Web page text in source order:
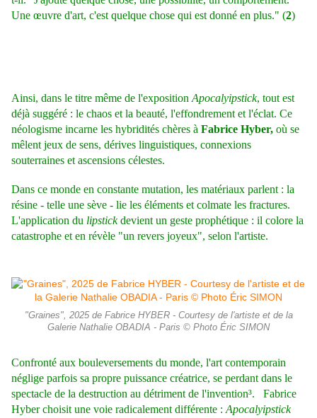
Une œuvre d'art, c'est quelque chose qui est donné en plus." (2)
Ainsi, dans le titre même de l'exposition Apocalyipstick, tout est
déjà suggéré : le chaos et la beauté, l'effondrement et l'éclat. Ce
néologisme incarne les hybridités chères à Fabrice Hyber, où se
mêlent jeux de sens, dérives linguistiques, connexions
souterraines et ascensions célestes.
Dans ce monde en constante mutation, les matériaux parlent : la
résine - telle une sève - lie les éléments et colmate les fractures.
L'application du lipstickdevient un geste prophétique : il colore la
catastrophe et en révèle "un revers joyeux", selon l'artiste.
"Graines", 2025 de Fabrice HYBER - Courtesy de l'artiste et de la
Galerie Nathalie OBADIA - Paris © Photo Éric SIMON
Confronté aux bouleversements du monde, l'art contemporain
néglige parfois sa propre puissance créatrice, se perdant dans le
spectacle de la destruction au détriment de l'invention³. Fabrice
Hyber choisit une voie radicalement différente : Apocalyipstick